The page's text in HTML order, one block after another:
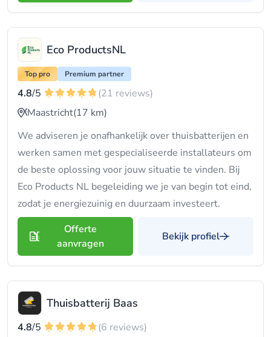
Eco ProductsNL
Top pro Premium partner
4.8/5
(21 reviews)
Maastricht(17 km)
We adviseren je onafhankelijk over thuisbatterijen en
werken samen met gespecialiseerde installateurs om
de beste oplossing voor jouw situatie te vinden. Bij
Eco Products NL begeleiding we je van begin tot eind,
zodat je energiezuinig en duurzaam investeert.
Offerte
aanvragen
Bekijk profiel
Thuisbatterij Baas
4.8/5
(6 reviews)